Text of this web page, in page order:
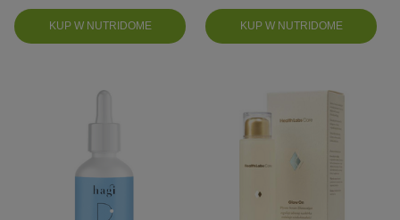
KUP W NUTRIDOME KUP W NUTRIDOME